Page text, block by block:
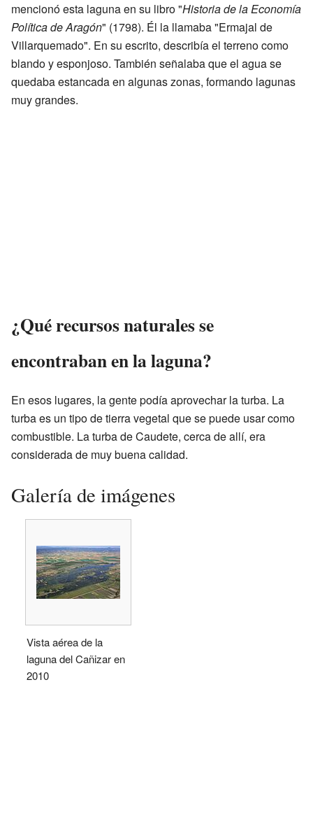
mencionó esta laguna en su libro "Historia de la Economía
Política de Aragón" (1798). Él la llamaba "Ermajal de
Villarquemado". En su escrito, describía el terreno como
blando y esponjoso. También señalaba que el agua se
quedaba estancada en algunas zonas, formando lagunas
muy grandes.
¿Qué recursos naturales se
encontraban en la laguna?
En esos lugares, la gente podía aprovechar la turba. La
turba es un tipo de tierra vegetal que se puede usar como
combustible. La turba de Caudete, cerca de allí, era
considerada de muy buena calidad.
Galería de imágenes
Vista aérea de la
laguna del Cañizar en
2010